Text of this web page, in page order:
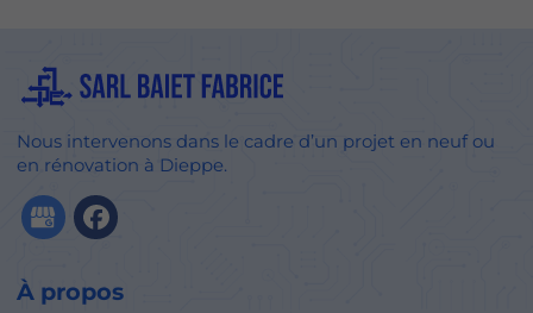
Nous intervenons dans le cadre d’un projet en neuf ou
en rénovation à Dieppe.
À propos